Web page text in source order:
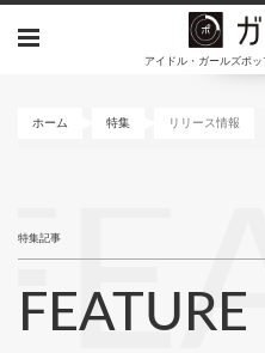
アイドル・ガールズポ
ホーム 特集 リリース情報
特集記事
FEATURE